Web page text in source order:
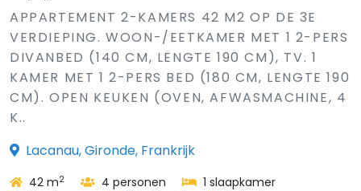
APPARTEMENT 2-KAMERS 42 M2 OP DE 3E
VERDIEPING. WOON-/EETKAMER MET 1 2-PERS
DIVANBED (140 CM, LENGTE 190 CM), TV. 1
KAMER MET 1 2-PERS BED (180 CM, LENGTE 190
CM). OPEN KEUKEN (OVEN, AFWASMACHINE, 4
K..
Lacanau, Gironde, Frankrijk
42 m2 4 personen
1 slaapkamer